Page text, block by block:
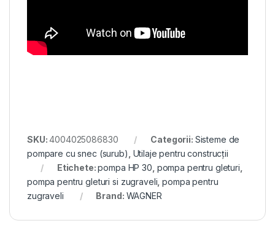
SKU:4004025086830 Categorii: Sisteme de
pompare cu snec (surub) Utilaje pentru construcții
Etichete:pompa HP 30 pompa pentru gleturi
pompa pentru gleturi si zugraveli ,pompa pentru
zugraveli
Brand: WAGNER